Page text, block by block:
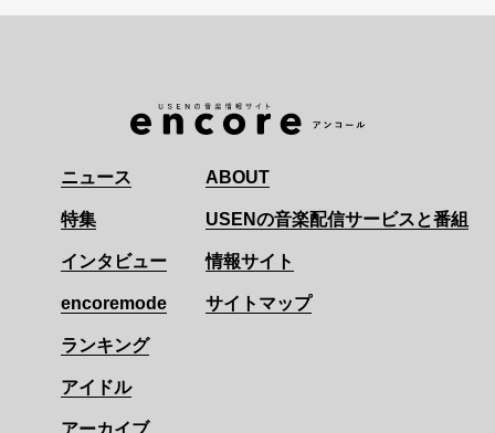
ニュース
特集
インタビュー
encoremode
ランキング
アイドル
ABOUT
USENの音楽配信サービスと番組
情報サイト
サイトマップ